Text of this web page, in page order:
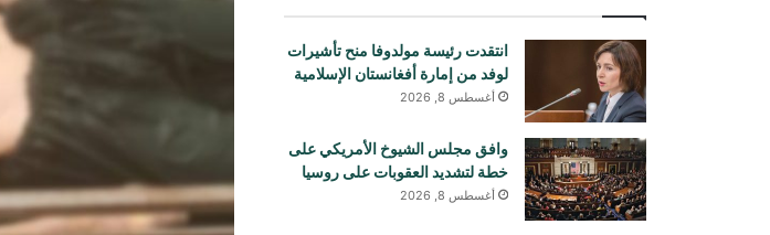
انتقدت رئيسة مولدوفا منح تأشيرات
لوفد من إمارة أفغانستان الإسلامية
أغسطس 8, 2026
وافق مجلس الشيوخ الأمريكي على
خطة لتشديد العقوبات على روسيا
أغسطس 8, 2026